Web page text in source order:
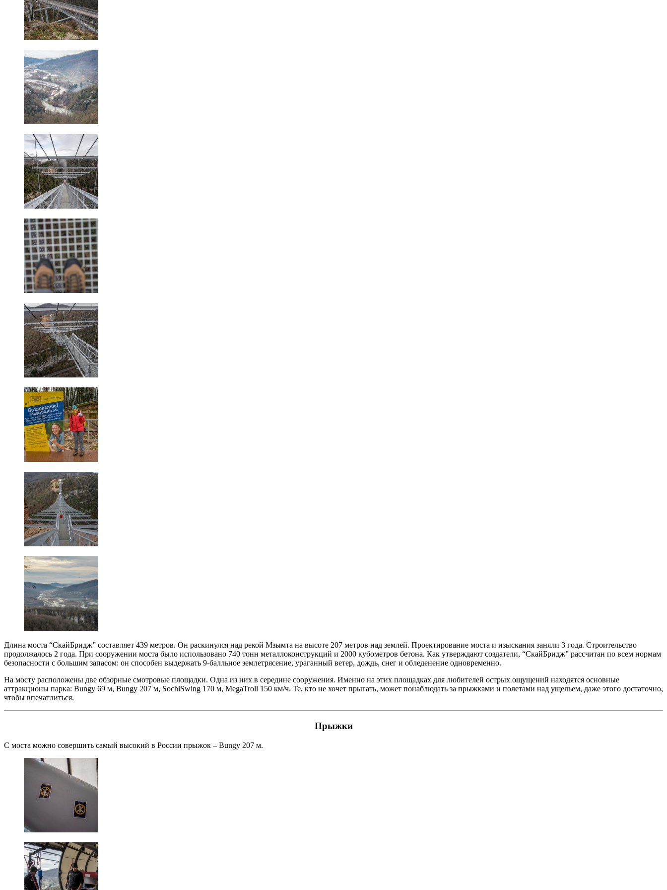
Длина моста “СкайБридж” составляет 439 метров. Он раскинулся над рекой Мзымта на высоте 207 метров над землей. Проектирование моста и изыскания заняли 3 года. Строительство
продолжалось 2 года. При сооружении моста было использовано 740 тонн металлоконструкций и 2000 кубометров бетона. Как утверждают создатели, “СкайБридж” рассчитан по всем нормам
безопасности с большим запасом: он способен выдержать 9-балльное землетрясение, ураганный ветер, дождь, снег и обледенение одновременно.
На мосту расположены две обзорные смотровые площадки. Одна из них в середине сооружения. Именно на этих площадках для любителей острых ощущений находятся основные
аттракционы парка: Bungy 69 м, Bungy 207 м, SochiSwing 170 м, MegaTroll 150 км/ч. Те, кто не хочет прыгать, может понаблюдать за прыжками и полетами над ущельем, даже этого достаточно,
чтобы впечатлиться.
Прыжки
С моста можно совершить самый высокий в России прыжок – Bungy 207 м.